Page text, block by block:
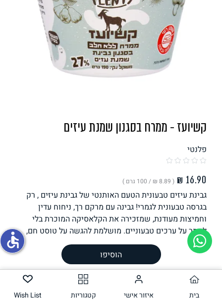
תחליפי בשר
גבינות טבעוניות
קשיועז - ממרח בסגנון שמנת עיזים
פלנטי
( ‏8.89 ₪ / 100 גרם )
גבינת עיזים טבעונית הטעם האותנטי של גבינת עיזים , רק
בגרסה טבעונית לגמרי! גבינה עם מרקם רך, ניחוח עדין
וחמיצות מעודנת, שמזכירה את הקלאסיקה המוכרת בלי
לוותר על ערכים טבעוניים. מושלמת להגשה על טוסט חם,
בסלטים טריים עם אגוזים ופירות, או פשוט לצד יין טוב.
משקל וכמות
190
הכנה
רכיבים
הוסיפו
בית איזור אישי קטגוריות Wish List
accessible